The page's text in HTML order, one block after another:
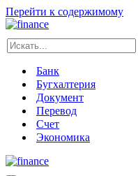
Перейти к содержимому
Искать...
Банк
Бугхалтерия
Документ
Перевод
Счет
Экономика